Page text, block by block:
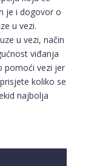
je i dogovor o
u vezi.
u vezi, način
viđanja
pomoći vezi jer
koliko se
najbolja